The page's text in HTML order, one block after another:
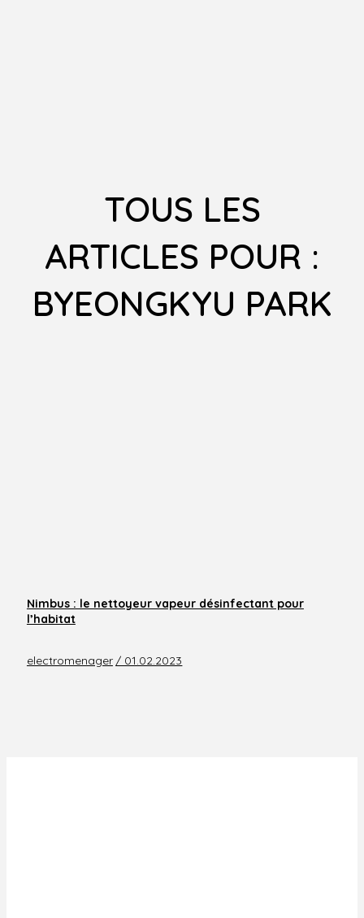
TOUS LES
ARTICLES POUR :
BYEONGKYU PARK
Nimbus : le nettoyeur vapeur désinfectant pour
l’habitat
electromenager / 01.02.2023